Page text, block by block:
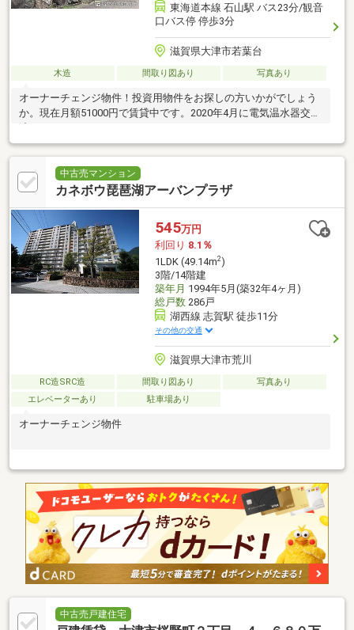
東海道本線 石山駅 バス23分/観音
口バス停 停歩3分
滋賀県大津市若葉台
木造 間取り図あり 写真あり
オーナーチェンジ物件！投資用物件をお探しの方いかがでしょう
か。現在月額51000円で賃貸中です。2020年4月に電気温水器交換
済になります。
中古売マンション
カネボウ琵琶湖アーバンプラザ
545万円
利回り 8.1％
1LDK (49.14m2)
3階/14階建
築年月 1994年5月(築32年4ヶ月)
総戸数286戸
湖西線 志賀駅 徒歩11分
その他の交通
滋賀県大津市荒川
RC造SRC造 間取り図あり
写真あり
エレベーターあり
駐車場あり
オーナーチェンジ物件
中古売戸建住宅